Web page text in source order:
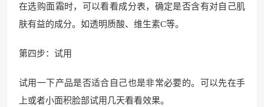
在选购面霜时，可以看看成分表，确定是否含有对自己肌
肤有益的成分。如透明质酸、维生素C等。
第四步：试用
试用一下产品是否适合自己也是非常必要的。可以先在手
上或者小面积脸部试用几天看看效果。